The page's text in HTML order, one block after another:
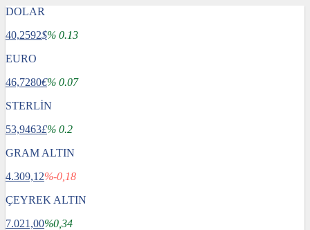
DOLAR
40,2592$% 0.13
EURO
46,7280€% 0.07
STERLİN
53,9463£% 0.2
GRAM ALTIN
4.309,12%-0,18
ÇEYREK ALTIN
7.021,00%0,34